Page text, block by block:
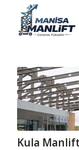
Kula